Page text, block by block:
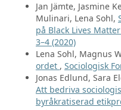
Jan Jämte, Jasmine
Mulinari, Lena Sohl,
på Black Lives Matter
3–4 (2020)
Lena Sohl, Magnus
ordet , Sociologisk
Jonas Edlund, Sara
Att bedriva
byråkratiserad